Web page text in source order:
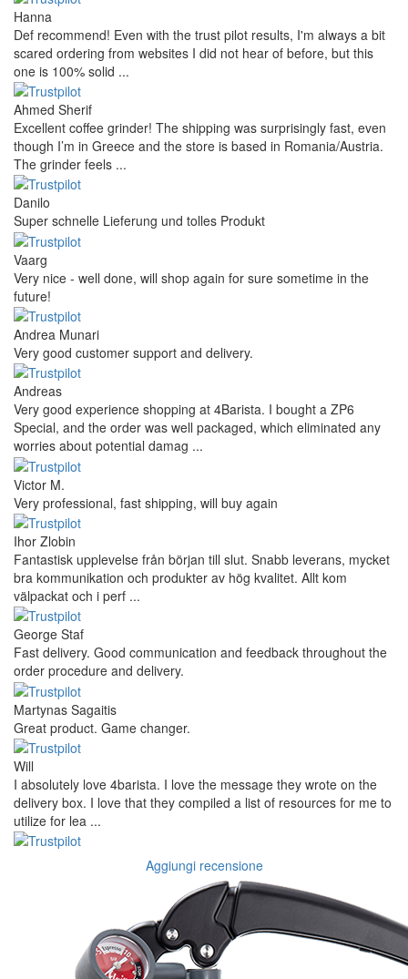
Hanna
Def recommend! Even with the trust pilot results, I'm always a bit
scared ordering from websites I did not hear of before, but this
one is 100% solid ...
Ahmed Sherif
Excellent coffee grinder! The shipping was surprisingly fast, even
though I’m in Greece and the store is based in Romania/Austria.
The grinder feels ...
Danilo
Super schnelle Lieferung und tolles Produkt
Vaarg
Very nice - well done, will shop again for sure sometime in the
future!
Andrea Munari
Very good customer support and delivery.
Andreas
Very good experience shopping at 4Barista. I bought a ZP6
Special, and the order was well packaged, which eliminated any
worries about potential damag ...
Victor M.
Very professional, fast shipping, will buy again
Ihor Zlobin
Fantastisk upplevelse från början till slut. Snabb leverans, mycket
bra kommunikation och produkter av hög kvalitet. Allt kom
välpackat och i perf ...
George Staf
Fast delivery. Good communication and feedback throughout the
order procedure and delivery.
Martynas Sagaitis
Great product. Game changer.
Will
I absolutely love 4barista. I love the message they wrote on the
delivery box. I love that they compiled a list of resources for me to
utilize for lea ...
Aggiungi recensione